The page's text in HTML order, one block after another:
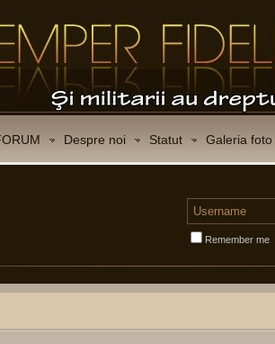
Despre noi Statut Galeria foto
Remember